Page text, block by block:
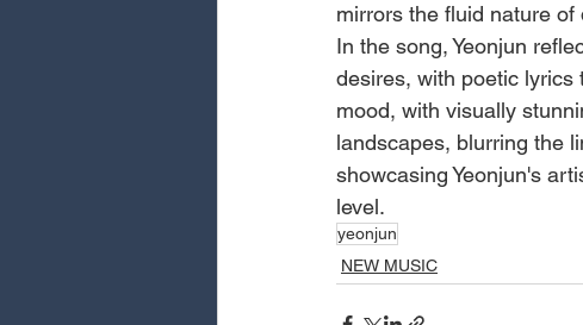
mirrors the fluid nature of
In the song, Yeonjun
desires, with poetic lyrics
mood, with visually
landscapes, blurring the
showcasing Yeonjun's
level.
yeonjun
NEW MUSIC